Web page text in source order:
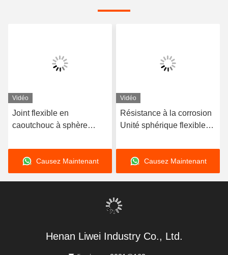
Vidéo
Joint flexible en
caoutchouc à sphère
compatible avec l'air,
offrant une longue durée
de vie et une durabilité
Causez Maintenant
Vidéo
Résistance à la corrosion
Unité sphérique flexible
élément flexible adapté
aux systèmes de
tuyauterie dynamique
mouvement
Causez Maintenant
Henan Liwei Industry Co., Ltd.